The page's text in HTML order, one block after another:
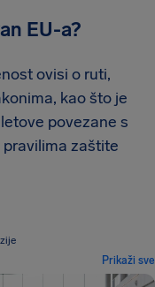
EU-a?
ovisi o ruti,
kao što je
povezane s
pravilima zaštite
Prikaži sve